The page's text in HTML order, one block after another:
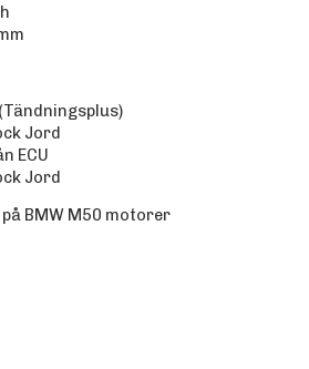
Jord
ECU
Jord
BMW M50 motorer